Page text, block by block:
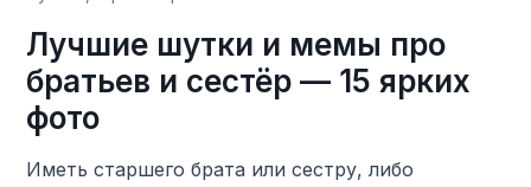
Лучшие шутки и мемы про
братьев и сестёр — 15 ярких
фото
Иметь старшего брата или сестру, либо